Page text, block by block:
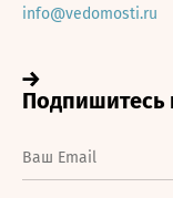
info@vedomosti.ru